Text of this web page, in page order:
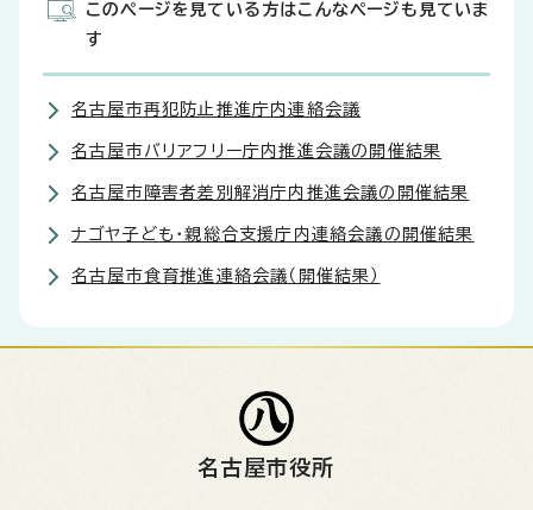
このページを見ている方はこんなページも見ていま
す
名古屋市再犯防止推進庁内連絡会議
名古屋市バリアフリー庁内推進会議の開催結果
名古屋市障害者差別解消庁内推進会議の開催結果
ナゴヤ子ども・親総合支援庁内連絡会議の開催結果
名古屋市食育推進連絡会議（開催結果）
名古屋市役所